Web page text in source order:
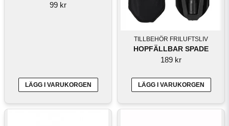
99 kr
LÄGG I VARUKORGEN
TILLBEHÖR FRILUFTSLIV
HOPFÄLLBAR SPADE
189 kr
LÄGG I VARUKORGEN